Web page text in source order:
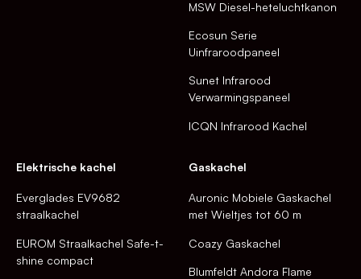
MSW Diesel-heteluchtkanon
Ecosun Serie
Uinfraroodpaneel
Sunet Infrarood
Verwarmingspaneel
ICQN Infrarood Kachel
Elektrische kachel
Everglades EV9682
straalkachel
EUROM Straalkachel Safe-t-
shine compact
Gaskachel
Auronic Mobiele Gaskachel
met Wieltjes tot 60 m
Coazy Gaskachel
Blumfeldt Andora Flame